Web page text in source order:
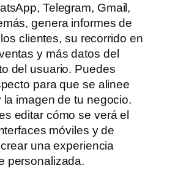
Telegram, Gmail,
genera informes de
clientes, su recorrido en
y más datos del
del usuario. Puedes
para que se alinee
imagen de tu negocio.
editar cómo se verá el
móviles y de
una experiencia
personalizada.